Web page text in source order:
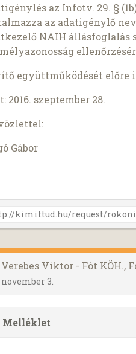
az Infotv. 29. §
az adatigénylő
NAIH állásfoglalás
együttműködését előre
2016. szeptember 28.
Gábor
Verebes Viktor - Fót KÖH.,
november 3.
Melléklet